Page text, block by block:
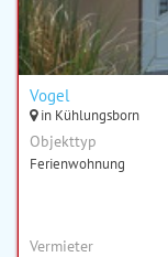
Vogel
in Kühlungsborn
Objekttyp
Ferienwohnung
Vermieter